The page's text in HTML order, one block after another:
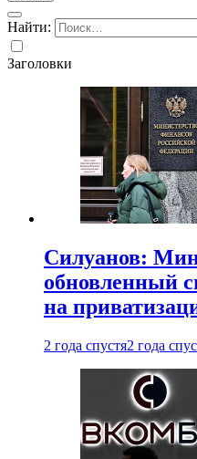
Найти:
Заголовки
Силуанов:
обновленный
на
2 года спустя2 года